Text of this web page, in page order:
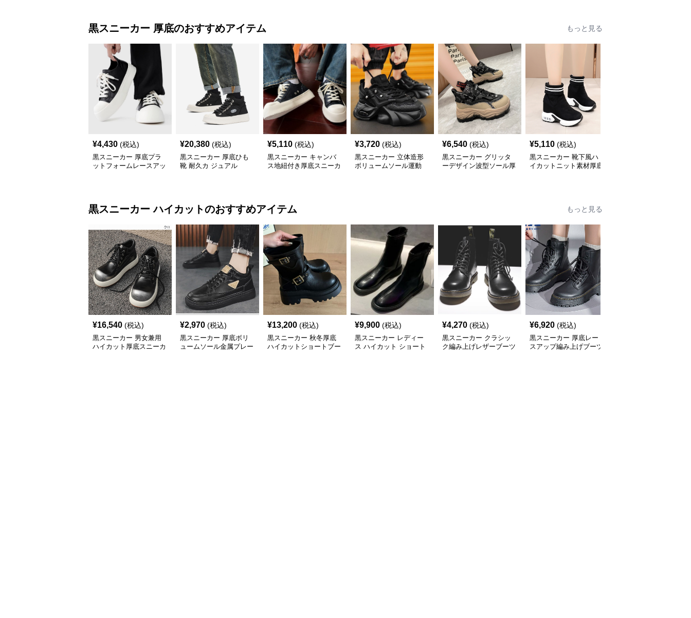
黒スニーカー 厚底のおすすめアイテム もっと見る
¥4,430 (税込)
黒スニーカー 厚底プラ
ットフォームレースアッ
¥20,380 (税込)
黒スニーカー 厚底ひも
靴 耐久カ ジュアル
¥5,110 (税込)
黒スニーカー キャンバ
ス地紐付き厚底スニーカ
¥3,720 (税込)
黒スニーカー 立体造形
ボリュームソール運動
¥6,540 (税込)
黒スニーカー グリッタ
ーデザイン波型ソール厚
¥5,110 (税込)
黒スニーカー 靴下風ハ
イカットニット素材厚底
黒スニーカー ハイカットのおすすめアイテム もっと見る
¥16,540 (税込)
黒スニーカー 男女兼用
ハイカット厚底スニーカ
¥2,970 (税込)
黒スニーカー 厚底ボリ
ュームソール金属プレー
¥13,200 (税込)
黒スニーカー 秋冬厚底
ハイカットショートブー
¥9,900 (税込)
黒スニーカー レディー
ス ハイカット ショート
¥4,270 (税込)
黒スニーカー クラシッ
ク編み上げレザーブーツ
¥6,920 (税込)
黒スニーカー 厚底レー
スアップ編み上げブーツ